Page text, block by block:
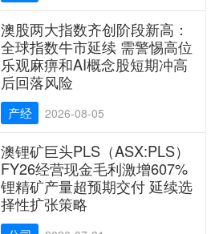
澳股两大指数齐创阶段新高：
全球指数牛市延续 需警惕高位
乐观麻痹和AI概念股短期冲高
后回落风险
产经 2026-08-05
澳锂矿巨头PLS（ASX:PLS）
FY26经营现金毛利激增607%
锂精矿产量超预期交付 延续选
择性扩张策略